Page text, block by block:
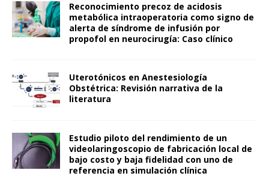
Reconocimiento precoz de acidosis
metabólica intraoperatoria como signo de
alerta de síndrome de infusión por
propofol en neurocirugía: Caso clínico
Uterotónicos en Anestesiología
Obstétrica: Revisión narrativa de la
literatura
Estudio piloto del rendimiento de un
videolaringoscopio de fabricación local de
bajo costo y baja fidelidad con uno de
referencia en simulación clínica